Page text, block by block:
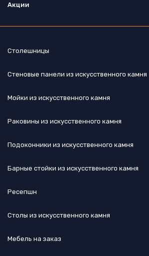
Акции
Столешницы
Стеновые панели из искусственного камня
Мойки из искусственного камня
Раковины из искусственного камня
Подоконники из искусственного камня
Барные стойки из искусственного камня
Ресепшн
Cтолы из искусственного камня
Мебель на заказ